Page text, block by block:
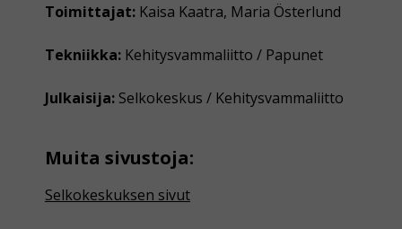
Toimittajat: Kaisa Kaatra, Maria Österlund
Tekniikka: Kehitysvammaliitto / Papunet
Julkaisija: Selkokeskus / Kehitysvammaliitto
Muita sivustoja:
Selkokeskuksen sivut